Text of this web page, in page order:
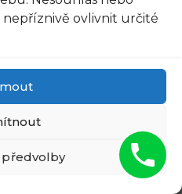
ovlivnit určité
Number) a
abyste jim mohli
by měla být schopna
vás nasměrovat na
servisní stanici.
a náklady: